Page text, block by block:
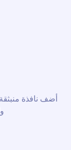
أضف نافذة